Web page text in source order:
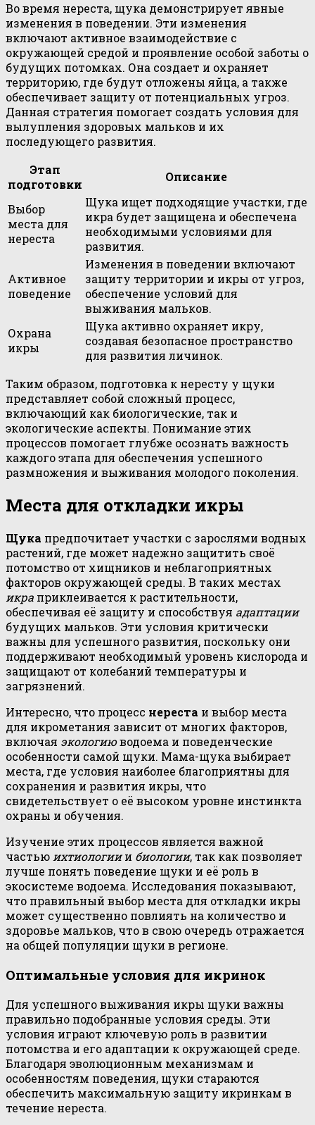
Во время нереста, щука демонстрирует явные
изменения в поведении. Эти изменения
включают активное взаимодействие с
окружающей средой и проявление особой заботы о
будущих потомках. Она создает и охраняет
территорию, где будут отложены яйца, а также
обеспечивает защиту от потенциальных угроз.
Данная стратегия помогает создать условия для
вылупления здоровых мальков и их
последующего развития.
Этап
подготовки
Описание
Выбор
места для
нереста
Щука ищет подходящие участки, где
икра будет защищена и обеспечена
необходимыми условиями для
развития.
Активное
поведение
Изменения в поведении включают
защиту территории и икры от угроз,
обеспечение условий для
выживания мальков.
Охрана
икры
Щука активно охраняет икру,
создавая безопасное пространство
для развития личинок.
Таким образом, подготовка к нересту у щуки
представляет собой сложный процесс,
включающий как биологические, так и
экологические аспекты. Понимание этих
процессов помогает глубже осознать важность
каждого этапа для обеспечения успешного
размножения и выживания молодого поколения.
Места для откладки икры
Щука предпочитает участки с зарослями водных
растений, где может надежно защитить своё
потомство от хищников и неблагоприятных
факторов окружающей среды. В таких местах
икра приклеивается к растительности,
обеспечивая её защиту и способствуя адаптации
будущих мальков. Эти условия критически
важны для успешного развития, поскольку они
поддерживают необходимый уровень кислорода и
защищают от колебаний температуры и
загрязнений.
Интересно, что процесс нереста и выбор места
для икрометания зависит от многих факторов,
включая экологиюводоема и поведенческие
особенности самой щуки. Мама-щука выбирает
места, где условия наиболее благоприятны для
сохранения и развития икры, что
свидетельствует о её высоком уровне инстинкта
охраны и обучения.
Изучение этих процессов является важной
частью ихтиологиии биологии, так как позволяет
лучше понять поведение щуки и её роль в
экосистеме водоема. Исследования показывают,
что правильный выбор места для откладки икры
может существенно повлиять на количество и
здоровье мальков, что в свою очередь отражается
на общей популяции щуки в регионе.
Оптимальные условия для икринок
Для успешного выживания икры щуки важны
правильно подобранные условия среды. Эти
условия играют ключевую роль в развитии
потомства и его адаптации к окружающей среде.
Благодаря эволюционным механизмам и
особенностям поведения, щуки стараются
обеспечить максимальную защиту икринкам в
течение нереста.